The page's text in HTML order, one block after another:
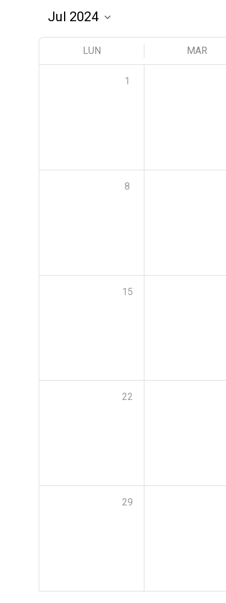
LUN MAR
1
8
15
22
29